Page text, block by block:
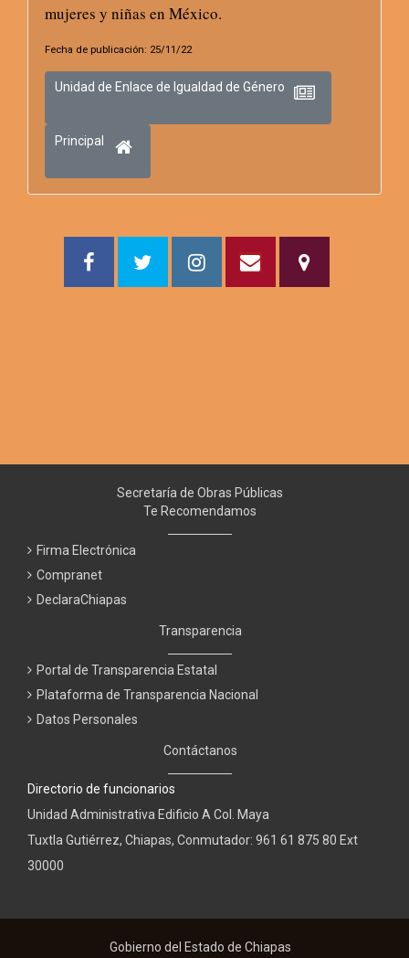
mujeres y niñas en México.
Fecha de publicación: 25/11/22
Unidad de Enlace de Igualdad de Género
Principal
Secretaría de Obras Públicas
Te Recomendamos
Firma Electrónica
Compranet
DeclaraChiapas
Transparencia
Portal de Transparencia Estatal
Plataforma de Transparencia Nacional
Datos Personales
Contáctanos
Directorio de funcionarios
Unidad Administrativa Edificio A Col. Maya
Tuxtla Gutiérrez, Chiapas, Conmutador: 961 61 875 80 Ext
30000
Gobierno del Estado de Chiapas